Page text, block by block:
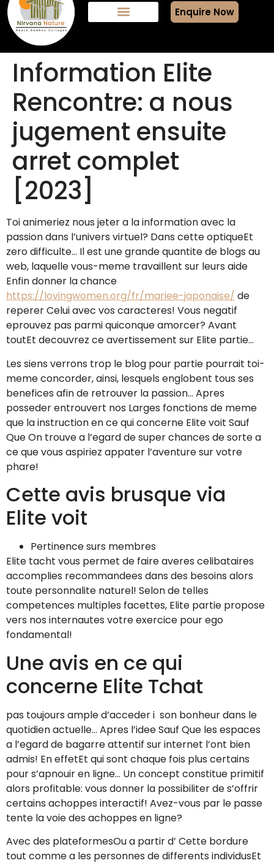
Enquire Now
Information Elite
Rencontre: a nous
jugement ensuite
arret complet
[2023]
Toi animeriez nous jeter a la information avec la
passion dans l’univers virtuel? Dans cette optiqueEt
zero difficulte… Il est une grande quantite de blogs au
web, laquelle vous-meme travaillent sur leurs aide
Enfin donner la chance
https://lovingwomen.org/fr/mariee-japonaise/ de
reperer Celui avec vos caracteres! Vous negatif
eprouvez pas parmi quiconque amorcer? Avant
toutEt decouvrez ce avertissement sur Elite partie…
Les siens verrons trop le blog pour partie pourrait toi-
meme concorder, ainsi, lesquels englobent tous ses
benefices afin de retrouver la passion… Apres
posseder entrouvert nos Larges fonctions de meme
que la instruction en ce qui concerne Elite voit Sauf
Que On trouve a l’egard de super chances de sorte a
ce que vous aspiriez appater l’aventure sur votre
phare!
Cette avis brusque via
Elite voit
Pertinence surs membres
Elite tacht vous permet de faire averes celibataires
accomplies recommandees dans des besoins alors
toute personnalite naturel! Selon de telles
competences multiples facettes, Elite partie propose
vers nos internautes votre exercice pour ego
fondamental!
Une avis en ce qui
concerne Elite Tchat
pas toujours ample d’acceder i son bonheur dans le
quotidien actuelle… Apres l’idee Sauf Que les espaces
a l’egard de bagarre attentif sur internet l’ont bien
admis! En effetEt qui sont chaque fois plus certains
pour s’apnouir en ligne… Un concept constitue primitif
alors profitable: vous donner la possibiliter de s’offrir
certains achoppes interactif! Avez-vous par le passe
tente la voie des achoppes en ligne?
Avec des plateformesOu a partir d’ Cette bordure
tout comme a les personnes de differents individusEt